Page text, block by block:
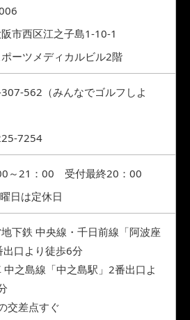
市西区江之子島1-10-1
ーツメディカルビル2階
562（みんなでゴルフしよ
7254
～21：00 受付最終20：00
日は定休日
下鉄 中央線・千日前線「阿波座
口より徒歩6分
中之島線「中之島駅」2番出口よ
交差点すぐ